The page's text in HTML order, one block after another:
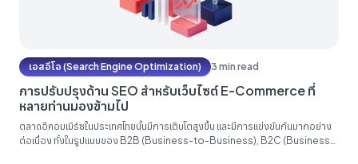
เอสอีโอ (Search Engine Optimization) 3 min read
การปรับปรุงด้าน SEO สำหรับเว็บไซต์ E-Commerce ที่
หลายท่านมองข้ามไป
ตลาดอีคอมเมิร์ซในประเทศไทยนั้นมีการเติบโตสูงขึ้น และมีการแข่งขันกันมากอย่าง
ต่อเนื่อง ทั้งในรูปแบบของ B2B (Business-to-Business), B2C (Business-